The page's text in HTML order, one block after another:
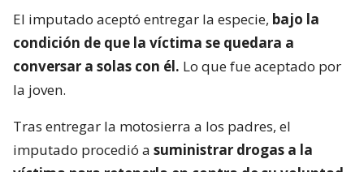
El imputado aceptó entregar la especie, bajo la
condición de que la víctima se quedara a
conversar a solas con él. Lo que fue aceptado por
la joven.
Tras entregar la motosierra a los padres, el
imputado procedió a suministrar drogas a la